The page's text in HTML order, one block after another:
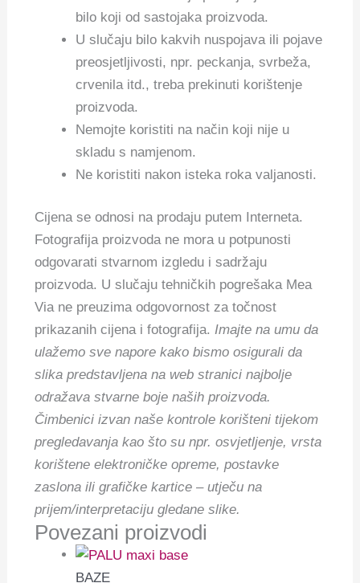
bilo koji od sastojaka proizvoda.
U slučaju bilo kakvih nuspojava ili pojave
preosjetljivosti, npr. peckanja, svrbeža,
crvenila itd., treba prekinuti korištenje
proizvoda.
Nemojte koristiti na način koji nije u
skladu s namjenom.
Ne koristiti nakon isteka roka valjanosti.
Cijena se odnosi na prodaju putem Interneta.
Fotografija proizvoda ne mora u potpunosti
odgovarati stvarnom izgledu i sadržaju
proizvoda. U slučaju tehničkih pogrešaka Mea
Via ne preuzima odgovornost za točnost
prikazanih cijena i fotografija.Imajte na umu da
ulažemo sve napore kako bismo osigurali da
slika predstavljena na web stranici najbolje
odražava stvarne boje naših proizvoda.
Čimbenici izvan naše kontrole korišteni tijekom
pregledavanja kao što su npr. osvjetljenje, vrsta
korištene elektroničke opreme, postavke
zaslona ili grafičke kartice – utječu na
prijem/interpretaciju gledane slike.
Povezani proizvodi
BAZE